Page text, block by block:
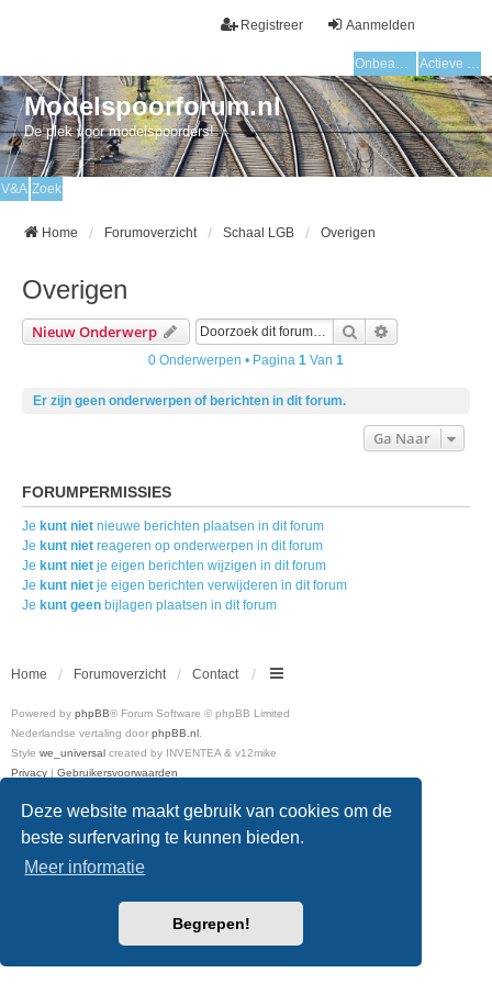
Deze website maakt gebruik van cookies om de
beste surfervaring te kunnen bieden.
Meer informatie
Begrepen!
Aanmelden
Registreer
Onbeantwoorde onderwerpen Actieve onderwerpen
Modelspoorforum.nl
De plek voor modelspoorders!
V&A Zoek
Home Forumoverzicht Schaal LGB Overigen
Overigen
Nieuw Onderwerp Zoek
0 Onderwerpen • Pagina 1 Van 1
Er zijn geen onderwerpen of berichten in dit forum.
Ga Naar
FORUMPERMISSIES
Je kunt niet nieuwe berichten plaatsen in dit forum
Je kunt niet reageren op onderwerpen in dit forum
Je kunt niet je eigen berichten wijzigen in dit forum
Je kunt niet je eigen berichten verwijderen in dit forum
Je kunt geen bijlagen plaatsen in dit forum
Home Forumoverzicht Contact
Powered by phpBB® Forum Software © phpBB Limited
Nederlandse vertaling door phpBB.nl
Style we_universal created by INVENTEA & v12mike
Privacy | Gebruikersvoorwaarden